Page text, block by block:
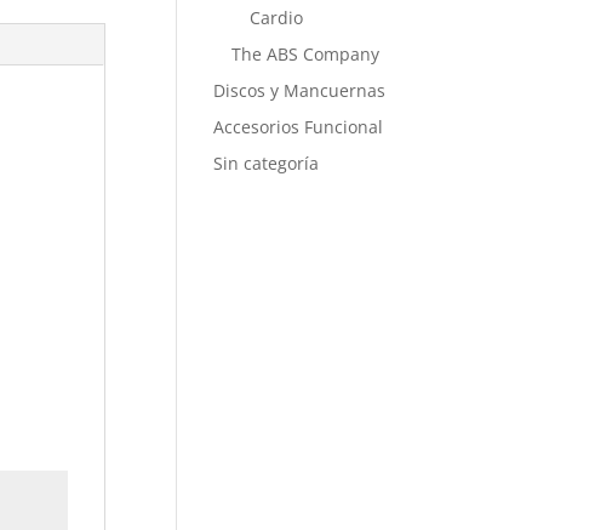
Cardio
The ABS Company
Discos y Mancuernas
Accesorios Funcional
Sin categoría